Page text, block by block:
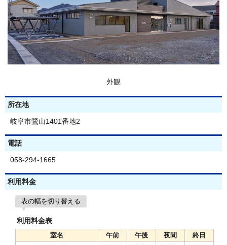
外観
所在地
岐阜市鷺山1401番地2
電話
058-294-1665
利用料金
表の幅を切り替える
利用料金表
室名
午前 午後 夜間
終日